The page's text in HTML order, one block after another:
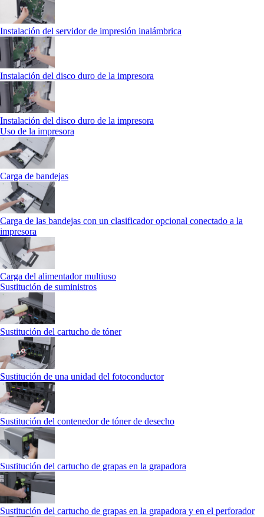
Instalación del servidor de impresión inalámbrica
Instalación del disco duro de la impresora
Instalación del disco duro de la impresora
Uso de la impresora
Carga de bandejas
Carga de las bandejas con un clasificador opcional conectado a la
impresora
Carga del alimentador multiuso
Sustitución de suministros
Sustitución del cartucho de tóner
Sustitución de una unidad del fotoconductor
Sustitución del contenedor de tóner de desecho
Sustitución del cartucho de grapas en la grapadora
Sustitución del cartucho de grapas en la grapadora y en el perforador